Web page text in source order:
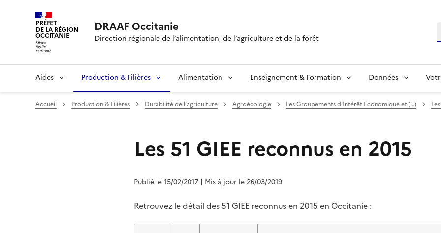
PRÉFET
DE LA RÉGION
OCCITANIE
DRAAF Occitanie
Direction régionale de l’alimentation, de l’agriculture et de la forêt
Aides Production & Filières Alimentation Enseignement & Formation Données
Accueil Production & Filières Durabilité de l’agriculture Agroécologie Les Groupements d’Intérêt Economique et (…)
Les 51 GIEE reconnus en 2015
Publié le 15/02/2017 | Mis à jour le 26/03/2019
Retrouvez le détail des 51 GIEE reconnus en 2015 en Occitanie :